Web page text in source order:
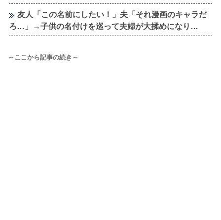
友人「この名前にしたい！」夫「それ漫画のキャラだ
ろ…」→子供の名付けを巡って夫婦が大揉めになり…
～ここから記事の続き～